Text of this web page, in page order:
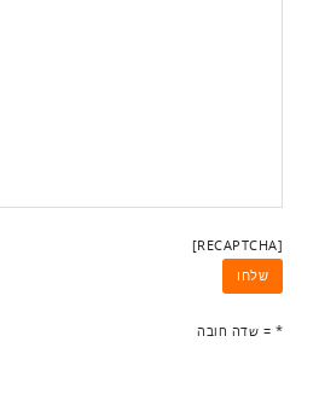
[RECAPTCHA]
* = שדה חובה